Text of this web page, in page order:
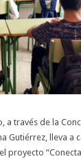
a través de la
Gutiérrez, lleva a
proyecto